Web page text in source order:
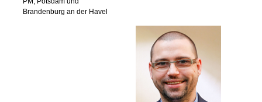
Brandenburg an der Havel